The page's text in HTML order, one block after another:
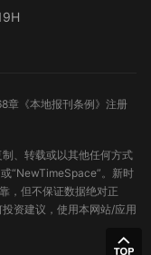
章《本地报刊条例》注册
、转载或以其他任何方式
“NewTimeSpace”。新时
，但不保证数据绝对正
资建议，使用本网站/应用